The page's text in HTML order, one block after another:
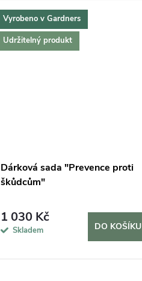
Vyrobeno v Gardners
Udržitelný produkt
Dárková sada "Prevence proti
škůdcům"
1 030 Kč
Skladem DO KOŠÍKU